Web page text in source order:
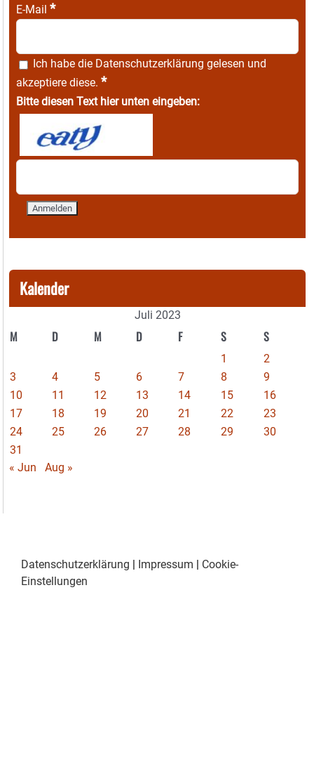
E-Mail *
Ich habe die Datenschutzerklärung gelesen und
akzeptiere diese. *
Bitte diesen Text hier unten eingeben:
Kalender
Juli 2023
M D M D F S S
1
2
3
4 5 6 7 8
9
10
11 12 13 14 15
16
17
18 19 20 21 22
23
24
25 26 27 28 29
30
31
« Jun
Aug »
Datenschutzerklärung Impressum
Cookie-
Einstellungen